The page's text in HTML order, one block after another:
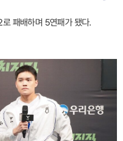
패배하며 5연패가 됐다.